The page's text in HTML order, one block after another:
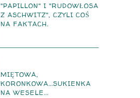
"PAPILLON" I "RUDOWŁOSA
Z ASCHWITZ", CZYLI COŚ
NA FAKTACH.
MIĘTOWA,
KORONKOWA...SUKIENKA
NA WESELE...